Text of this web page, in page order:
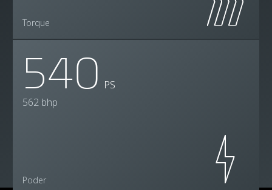
Torque
540 PS
562 bhp
Poder